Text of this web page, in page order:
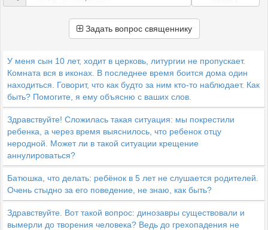
Задать вопрос священнику
У меня сын 10 лет, ходит в церковь, литургии не пропускает.
Комната вся в иконах. В последнее время боится дома один
находиться. Говорит, что как будто за ним кто-то наблюдает. Как
быть? Помогите, я ему объясню с ваших слов.
Здравствуйте! Сложилась такая ситуация: мы покрестили
ребенка, а через время выяснилось, что ребенок отцу
неродной. Может ли в такой ситуации крещение
аннулироваться?
Батюшка, что делать: ребёнок в 5 лет не слушается родителей.
Очень стыдно за его поведение, не знаю, как быть?
Здравствуйте. Вот такой вопрос: динозавры существовали и
вымерли до творения человека? Ведь до грехопадения не